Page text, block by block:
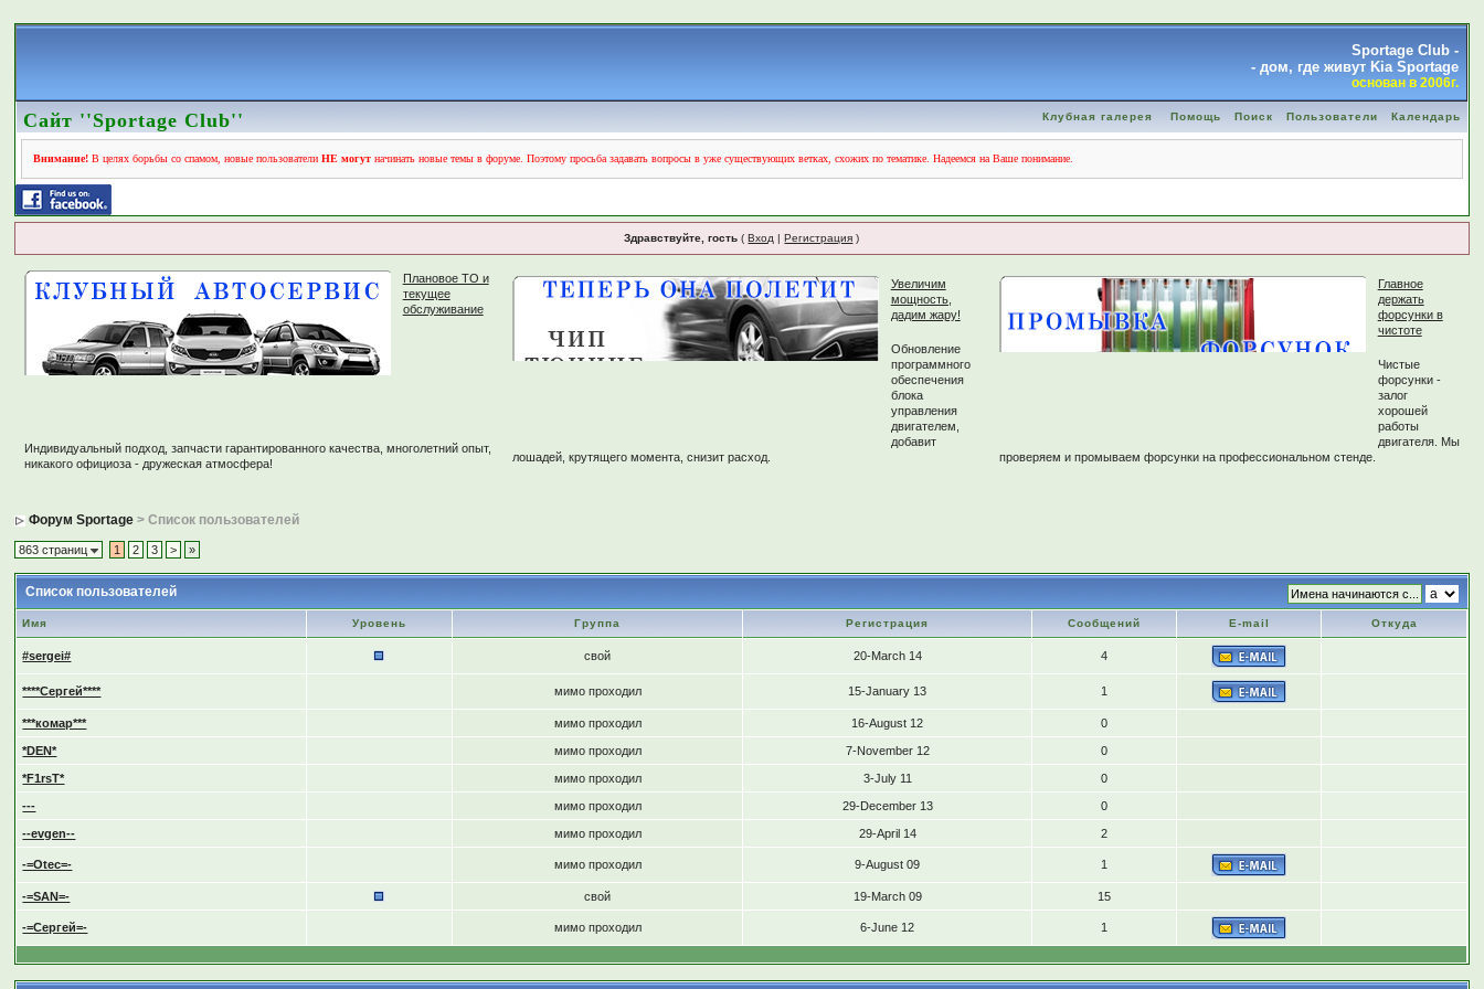
Sportage Club -
- дом, где живут Kia Sportage
основан в 2006г.
Сайт ''Sportage Club'' Клубная галерея Помощь Поиск Пользователи Календарь
Внимание! В целях борьбы со спамом, новые пользователиНЕ могут начинать новые темы в форуме. Поэтому просьба задавать вопросы в уже существующих ветках, схожих по тематике. Надеемся на Ваше понимание.
Здравствуйте, гость (Вход |Регистрация )
Плановое ТО и
текущее
обслуживание
Индивидуальный подход, запчасти гарантированного качества, многолетний опыт,
никакого официоза - дружеская атмосфера!
Увеличим
мощность,
дадим жару!
Обновление
программного
обеспечения
блока
управления
двигателем,
добавит
лошадей, крутящего момента, снизит расход.
Главное
держать
форсунки в
чистоте
Чистые
форсунки -
залог
хорошей
работы
двигателя. Мы
проверяем и промываем форсунки на профессиональном стенде.
Форум Sportage > Список пользователей
863 страниц 1 2 3 > »
Список пользователей
Имя Уровень Группа Регистрация Сообщений E-mail Откуда
#sergei# свой 20-March 14 4
****Сергей**** мимо проходил 15-January 13 1
***комар*** мимо проходил 16-August 12 0
*DEN* мимо проходил 7-November 12 0
*F1rsT* мимо проходил 3-July 11 0
--- мимо проходил 29-December 13 0
--evgen-- мимо проходил 29-April 14 2
-=Otec=- мимо проходил 9-August 09 1
-=SAN=- свой 19-March 09 15
-=Сергей=- мимо проходил 6-June 12 1